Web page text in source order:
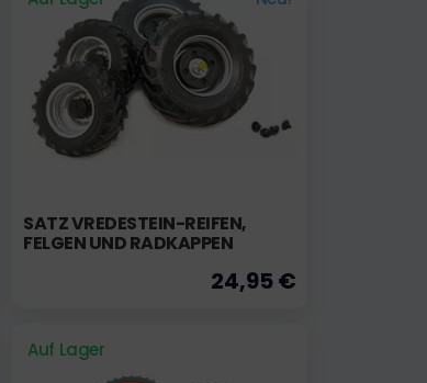
SATZ VREDESTEIN-REIFEN,
FELGEN UND RADKAPPEN
24,95 €
Auf Lager